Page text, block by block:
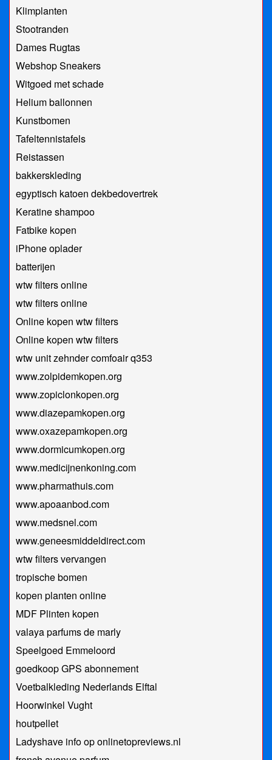
Klimplanten
Stootranden
Dames Rugtas
Webshop Sneakers
Witgoed met schade
Helium ballonnen
Kunstbomen
Tafeltennistafels
Reistassen
bakkerskleding
egyptisch katoen dekbedovertrek
Keratine shampoo
Fatbike kopen
iPhone oplader
batterijen
wtw filters online
wtw filters online
Online kopen wtw filters
Online kopen wtw filters
wtw unit zehnder comfoair q353
www.zolpidemkopen.org
www.zopiclonkopen.org
www.diazepamkopen.org
www.oxazepamkopen.org
www.dormicumkopen.org
www.medicijnenkoning.com
www.pharmathuis.com
www.apoaanbod.com
www.medsnel.com
www.geneesmiddeldirect.com
wtw filters vervangen
tropische bomen
kopen planten online
MDF Plinten kopen
valaya parfums de marly
Speelgoed Emmeloord
goedkoop GPS abonnement
Voetbalkleding Nederlands Elftal
Hoorwinkel Vught
houtpellet
Ladyshave info op onlinetopreviews.nl